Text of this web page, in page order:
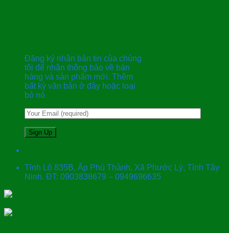
Đăng ký nhận bản tin của chúng
tôi để nhận thông báo về bán
hàng và sản phẩm mới. Thêm
bất kỳ văn bản ở đây hoặc loại
bỏ nó
Tỉnh Lộ 835B, Ấp Phú Thành, Xã Phước Lý, Tỉnh Tây
Ninh. ĐT: 0903838679 – 0949696635